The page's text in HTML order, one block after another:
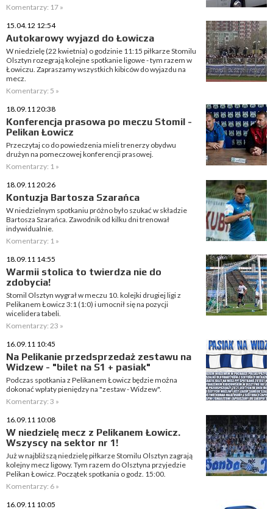
Komentarzy: 17 »
15.04.12 12:54
Autokarowy wyjazd do Łowicza
W niedzielę (22 kwietnia) o godzinie 11:15 piłkarze Stomilu
Olsztyn rozegrają kolejne spotkanie ligowe - tym razem w
Łowiczu. Zapraszamy wszystkich kibiców do wyjazdu na
mecz.
Komentarzy: 5 »
18.09.11 20:38
Konferencja prasowa po meczu Stomil -
Pelikan Łowicz
Przeczytaj co do powiedzenia mieli trenerzy obydwu
drużyn na pomeczowej konferencji prasowej.
Komentarzy: 1 »
18.09.11 20:26
Kontuzja Bartosza Szarańca
W niedzielnym spotkaniu próżno było szukać w składzie
Bartosza Szarańca. Zawodnik od kilku dni trenował
indywidualnie.
Komentarzy: 1 »
18.09.11 14:55
Warmii stolica to twierdza nie do
zdobycia!
Stomil Olsztyn wygrał w meczu 10. kolejki drugiej ligi z
Pelikanem Łowicz 3:1 (1:0) i umocnił się na pozycji
wicelidera tabeli.
Komentarzy: 23 »
16.09.11 10:45
Na Pelikanie przedsprzedaż zestawu na
Widzew - "bilet na S1 + pasiak"
Podczas spotkania z Pelikanem Łowicz będzie można
dokonać wpłaty pieniędzy na "zestaw - Widzew".
Komentarzy: 3 »
16.09.11 10:08
W niedzielę mecz z Pelikanem Łowicz.
Wszyscy na sektor nr 1!
Już w najbliższą niedzielę piłkarze Stomilu Olsztyn zagrają
kolejny mecz ligowy. Tym razem do Olsztyna przyjedzie
Pelikan Łowicz. Początek spotkania o godz. 15:00.
Komentarzy: 6 »
16.09.11 10:05